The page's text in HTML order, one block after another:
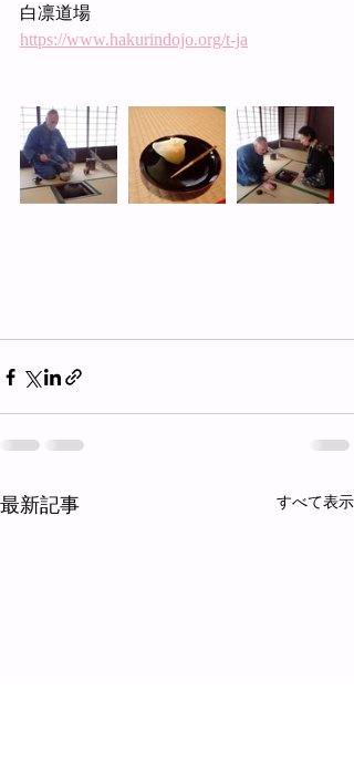
白凛道場
https://www.hakurindojo.org/t-ja
最新記事 すべて表示